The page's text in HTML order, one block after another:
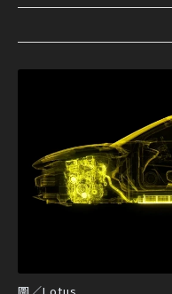
圖／Lotus